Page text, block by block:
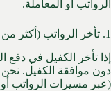
الرواتب أو المعاملة.
1. تأخر الرواتب (أكثر من 3 أشهر)
إذا تأخر الكفيل في دفع
دون موافقة الكفيل. نحن
(عبر مسيرات الرواتب